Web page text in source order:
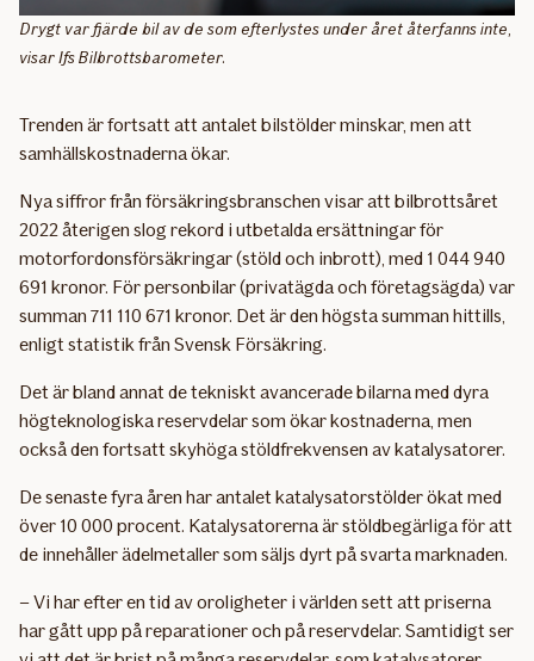
Drygt var fjärde bil av de som efterlystes under året återfanns inte,
visar Ifs Bilbrottsbarometer.
Trenden är fortsatt att antalet bilstölder minskar, men att
samhällskostnaderna ökar.
Nya siffror från försäkringsbranschen visar att bilbrottsåret
2022 återigen slog rekord i utbetalda ersättningar för
motorfordonsförsäkringar (stöld och inbrott), med 1 044 940
691 kronor. För personbilar (privatägda och företagsägda) var
summan 711 110 671 kronor. Det är den högsta summan hittills,
enligt statistik från Svensk Försäkring.
Det är bland annat de tekniskt avancerade bilarna med dyra
högteknologiska reservdelar som ökar kostnaderna, men
också den fortsatt skyhöga stöldfrekvensen av katalysatorer.
De senaste fyra åren har antalet katalysatorstölder ökat med
över 10 000 procent. Katalysatorerna är stöldbegärliga för att
de innehåller ädelmetaller som säljs dyrt på svarta marknaden.
– Vi har efter en tid av oroligheter i världen sett att priserna
har gått upp på reparationer och på reservdelar. Samtidigt ser